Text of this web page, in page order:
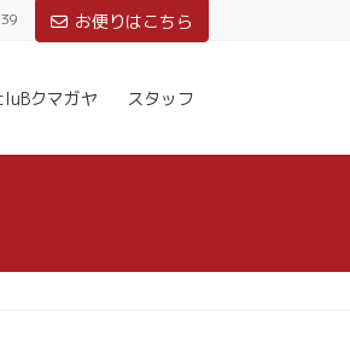
お便りはこちら
クマガヤ スタッフ